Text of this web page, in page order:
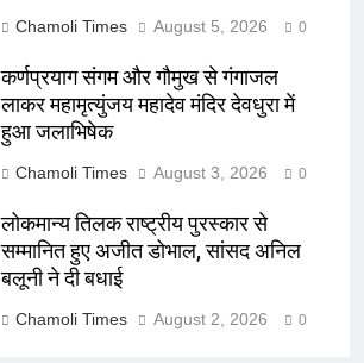
Chamoli Times August 5, 2026 0
कर्णप्रयाग संगम और गौमुख से गंगाजल
लाकर महामृत्युंजय महादेव मंदिर देवधुरा में
हुआ जलाभिषेक
Chamoli Times August 3, 2026 0
लोकमान्य तिलक राष्ट्रीय पुरस्कार से
सम्मानित हुए अजीत डोभाल, सांसद अनिल
बलूनी ने दी बधाई
Chamoli Times August 2, 2026 0